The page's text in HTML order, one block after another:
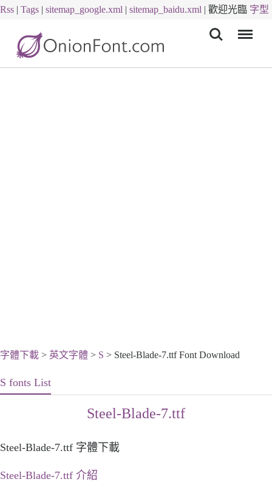
Rss | Tags | sitemap_google.xml | sitemap_baidu.xml | 歡迎光臨 字型
字體下載 > 英文字體 > S > Steel-Blade-7.ttf Font Download
S fonts List
Steel-Blade-7.ttf
Steel-Blade-7.ttf 字體下載
Steel-Blade-7.ttf 介紹